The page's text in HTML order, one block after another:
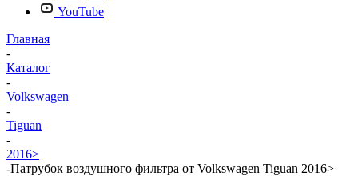
YouTube
Главная
-
Каталог
-
Volkswagen
-
Tiguan
-
2016>
-Патрубок воздушного фильтра от Volkswagen Tiguan 2016>